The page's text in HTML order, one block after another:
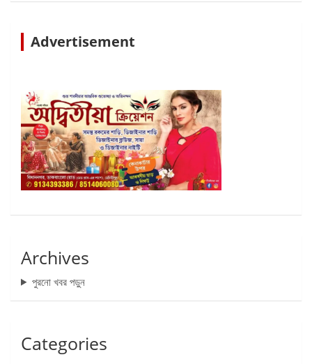
Advertisement
Archives
পুরনো খবর পড়ুন
Categories